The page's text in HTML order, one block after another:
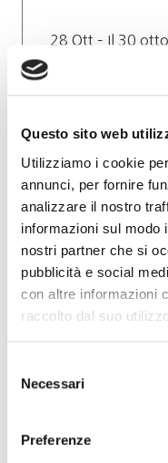
Questo sito web
Utilizziamo i cookie
annunci, per fornire
analizzare il nostro
informazioni sul modo
nostri partner che si
pubblicità e social
con altre informazioni
raccolto dal suo
delNecessari
Preferenze
28 Ott – Il 30
Cecchetto di
News
Paolo Pejrone